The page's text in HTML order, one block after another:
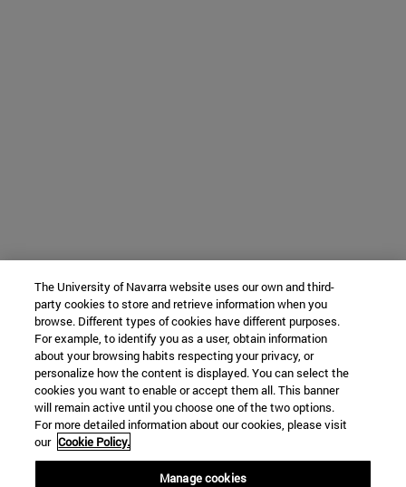
The University of Navarra website uses our own and third-
party cookies to store and retrieve information when you
browse. Different types of cookies have different purposes.
For example, to identify you as a user, obtain information
about your browsing habits respecting your privacy, or
personalize how the content is displayed. You can select the
cookies you want to enable or accept them all. This banner
will remain active until you choose one of the two options.
For more detailed information about our cookies, please visit
our Cookie Policy.
Manage cookies